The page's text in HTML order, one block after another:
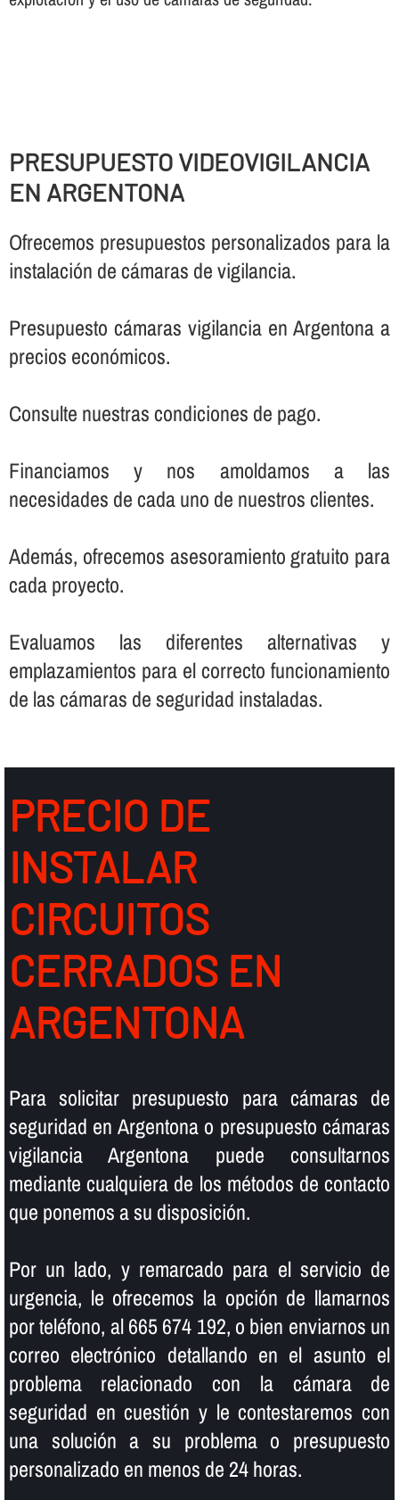
PRESUPUESTO VIDEOVIGILANCIA
EN ARGENTONA
Ofrecemos presupuestos personalizados para la
instalación de cámaras de vigilancia.
Presupuesto cámaras vigilancia en Argentona a
precios económicos.
Consulte nuestras condiciones de pago.
Financiamos y nos amoldamos a las
necesidades de cada uno de nuestros clientes.
Además, ofrecemos asesoramiento gratuito para
cada proyecto.
Evaluamos las diferentes alternativas y
emplazamientos para el correcto funcionamiento
de las cámaras de seguridad instaladas.
PRECIO DE
INSTALAR
CIRCUITOS
CERRADOS EN
ARGENTONA
Para solicitar presupuesto para cámaras de
seguridad en Argentona o presupuesto cámaras
vigilancia Argentona puede consultarnos
mediante cualquiera de los métodos de contacto
que ponemos a su disposición.
Por un lado, y remarcado para el servicio de
urgencia, le ofrecemos la opción de llamarnos
por teléfono, al 665 674 192, o bien enviarnos un
correo electrónico detallando en el asunto el
problema relacionado con la cámara de
seguridad en cuestión y le contestaremos con
una solución a su problema o presupuesto
personalizado en menos de 24 horas.